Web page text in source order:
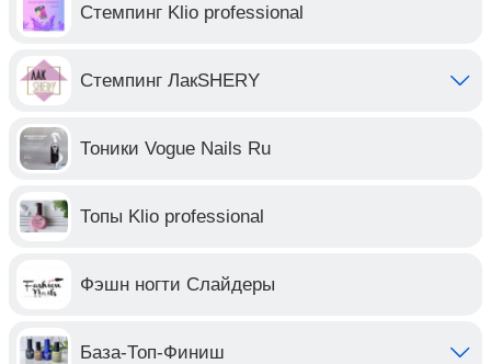
Стемпинг Klio professional
Стемпинг ЛакSHERY
Тоники Vogue Nails Ru
Топы Klio professional
Фэшн ногти Слайдеры
База-Топ-Финиш